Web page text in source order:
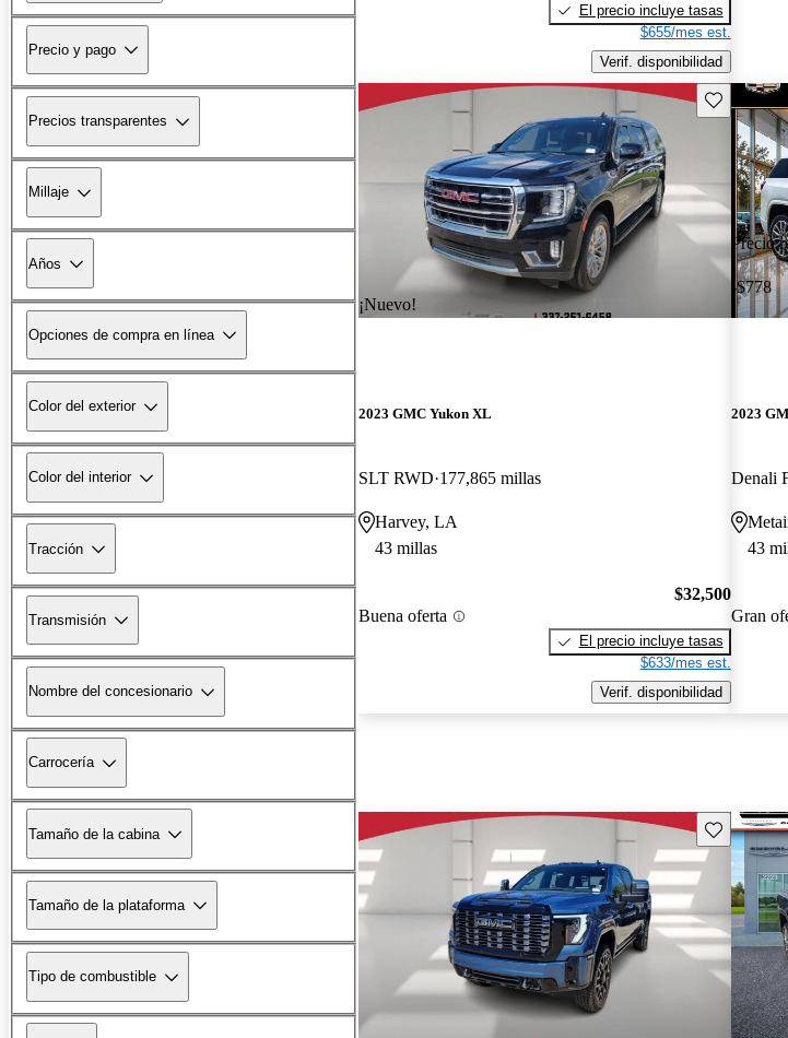
Precio y pago
Precios transparentes
Millaje
Años
Opciones de compra en línea
Color del exterior
Color del interior
Tracción
Transmisión
Nombre del concesionario
Carrocería
Tamaño de la cabina
Tamaño de la plataforma
Tipo de combustible
El precio incluye tasas
$655/mes est.
Verif. disponibilidad
¡Nuevo!
Guarda este
2023 GMC Yukon XL
SLT RWD 177,865 millas
Harvey, LA
43 millas
Buena oferta
$32,500
El precio incluye tasas
$633/mes est.
Verif. disponibilidad
Precio
-$778
2023
Denali
43
Gran
Guarda este